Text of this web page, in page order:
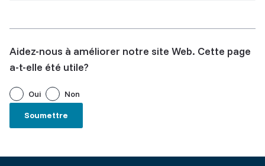
Aidez-nous à améliorer notre site Web. Cette page
a-t-elle été utile?
Oui Non